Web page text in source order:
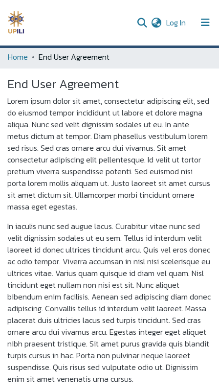
Log In (current)
UPDC
Home End User Agreement
End User Agreement
Lorem ipsum dolor sit amet, consectetur adipiscing elit, sed
do eiusmod tempor incididunt ut labore et dolore magna
aliqua. Nunc sed velit dignissim sodales ut eu. In ante
metus dictum at tempor. Diam phasellus vestibulum lorem
sed risus. Sed cras ornare arcu dui vivamus. Sit amet
consectetur adipiscing elit pellentesque. Id velit ut tortor
pretium viverra suspendisse potenti. Sed euismod nisi
porta lorem mollis aliquam ut. Justo laoreet sit amet cursus
sit amet dictum sit. Ullamcorper morbi tincidunt ornare
massa eget egestas.
In iaculis nunc sed augue lacus. Curabitur vitae nunc sed
velit dignissim sodales ut eu sem. Tellus id interdum velit
laoreet id donec ultrices tincidunt arcu. Quis vel eros donec
ac odio tempor. Viverra accumsan in nisl nisi scelerisque eu
ultrices vitae. Varius quam quisque id diam vel quam. Nisl
tincidunt eget nullam non nisi est sit. Nunc aliquet
bibendum enim facilisis. Aenean sed adipiscing diam donec
adipiscing. Convallis tellus id interdum velit laoreet. Massa
placerat duis ultricies lacus sed turpis tincidunt. Sed cras
ornare arcu dui vivamus arcu. Egestas integer eget aliquet
nibh praesent tristique. Sit amet purus gravida quis blandit
turpis cursus in hac. Porta non pulvinar neque laoreet
suspendisse. Quis risus sed vulputate odio ut. Dignissim
enim sit amet venenatis urna cursus.